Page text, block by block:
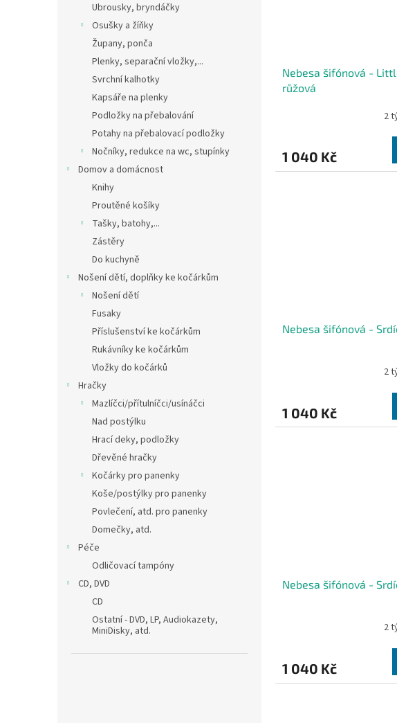
Ubrousky, bryndáčky
Osušky a žíňky
Župany, ponča
Plenky, separační vložky,...
Svrchní kalhotky
Kapsáře na plenky
Podložky na přebalování
Potahy na přebalovací podložky
Nočníky, redukce na wc, stupínky
Domov a domácnost
Knihy
Proutěné košíky
Tašky, batohy,...
Zástěry
Do kuchyně
Nošení dětí, doplňky ke kočárkům
Nošení dětí
Fusaky
Příslušenství ke kočárkům
Rukávníky ke kočárkům
Vložky do kočárků
Hračky
Mazlíčci/přítulníčci/usínáčci
Nad postýlku
Hrací deky, podložky
Dřevěné hračky
Kočárky pro panenky
Koše/postýlky pro panenky
Povlečení, atd. pro panenky
Domečky, atd.
Péče
Odličovací tampóny
CD, DVD
CD
Ostatní - DVD, LP, Audiokazety,
MiniDisky, atd.
Nebesa šifónová -
růžová
2
1 040 Kč
Nebesa šifónová -
2
1 040 Kč
Nebesa šifónová -
2
1 040 Kč